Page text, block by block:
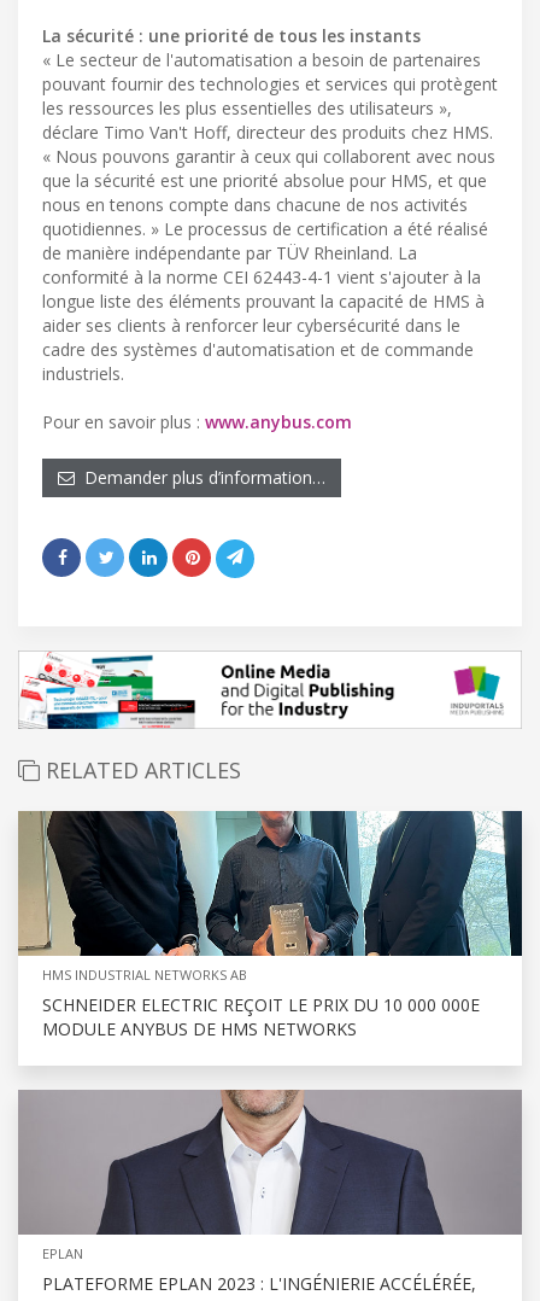
La sécurité : une priorité de tous les instants
« Le secteur de l'automatisation a besoin de partenaires
pouvant fournir des technologies et services qui protègent
les ressources les plus essentielles des utilisateurs »,
déclare Timo Van't Hoff, directeur des produits chez HMS.
« Nous pouvons garantir à ceux qui collaborent avec nous
que la sécurité est une priorité absolue pour HMS, et que
nous en tenons compte dans chacune de nos activités
quotidiennes. » Le processus de certification a été réalisé
de manière indépendante par TÜV Rheinland. La
conformité à la norme CEI 62443-4-1 vient s'ajouter à la
longue liste des éléments prouvant la capacité de HMS à
aider ses clients à renforcer leur cybersécurité dans le
cadre des systèmes d'automatisation et de commande
industriels.
Pour en savoir plus : www.anybus.com
Demander plus d’information…
RELATED ARTICLES
HMS INDUSTRIAL NETWORKS AB
SCHNEIDER ELECTRIC REÇOIT LE PRIX DU 10 000 000E
MODULE ANYBUS DE HMS NETWORKS
EPLAN
PLATEFORME EPLAN 2023 : L'INGÉNIERIE ACCÉLÉRÉE,